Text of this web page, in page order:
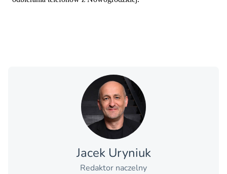
Jacek Uryniuk
Redaktor naczelny